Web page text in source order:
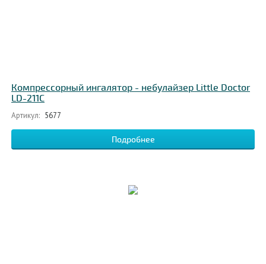
Компрессорный ингалятор - небулайзер Little Doctor
LD-211C
Артикул: 5677
Подробнее